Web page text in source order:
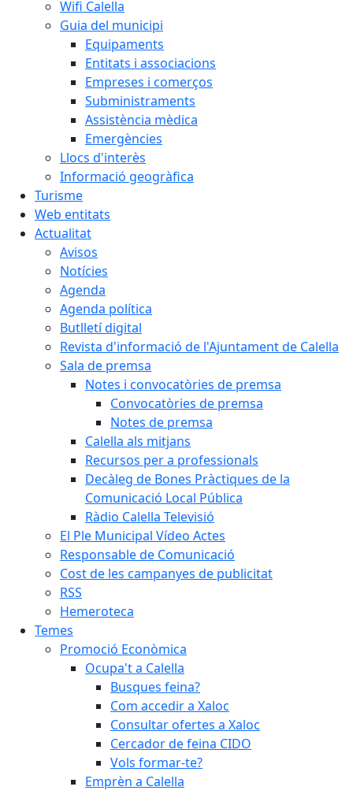
Wifi Calella
Guia del municipi
Equipaments
Entitats i associacions
Empreses i comerços
Subministraments
Assistència mèdica
Emergències
Llocs d'interès
Informació geogràfica
Turisme
Web entitats
Actualitat
Avisos
Notícies
Agenda
Agenda política
Butlletí digital
Revista d'informació de l'Ajuntament de Calella
Sala de premsa
Notes i convocatòries de premsa
Convocatòries de premsa
Notes de premsa
Calella als mitjans
Recursos per a professionals
Decàleg de Bones Pràctiques de la
Comunicació Local Pública
Ràdio Calella Televisió
El Ple Municipal Vídeo Actes
Responsable de Comunicació
Cost de les campanyes de publicitat
RSS
Hemeroteca
Temes
Promoció Econòmica
Ocupa't a Calella
Busques feina?
Com accedir a Xaloc
Consultar ofertes a Xaloc
Cercador de feina CIDO
Vols formar-te?
Emprèn a Calella